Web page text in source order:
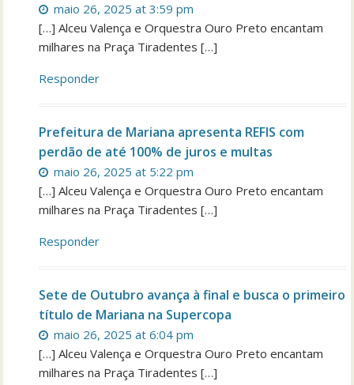
maio 26, 2025 at 3:59 pm
[…] Alceu Valença e Orquestra Ouro Preto encantam
milhares na Praça Tiradentes […]
Responder
Prefeitura de Mariana apresenta REFIS com
perdão de até 100% de juros e multas
maio 26, 2025 at 5:22 pm
[…] Alceu Valença e Orquestra Ouro Preto encantam
milhares na Praça Tiradentes […]
Responder
Sete de Outubro avança à final e busca o primeiro
título de Mariana na Supercopa
maio 26, 2025 at 6:04 pm
[…] Alceu Valença e Orquestra Ouro Preto encantam
milhares na Praça Tiradentes […]